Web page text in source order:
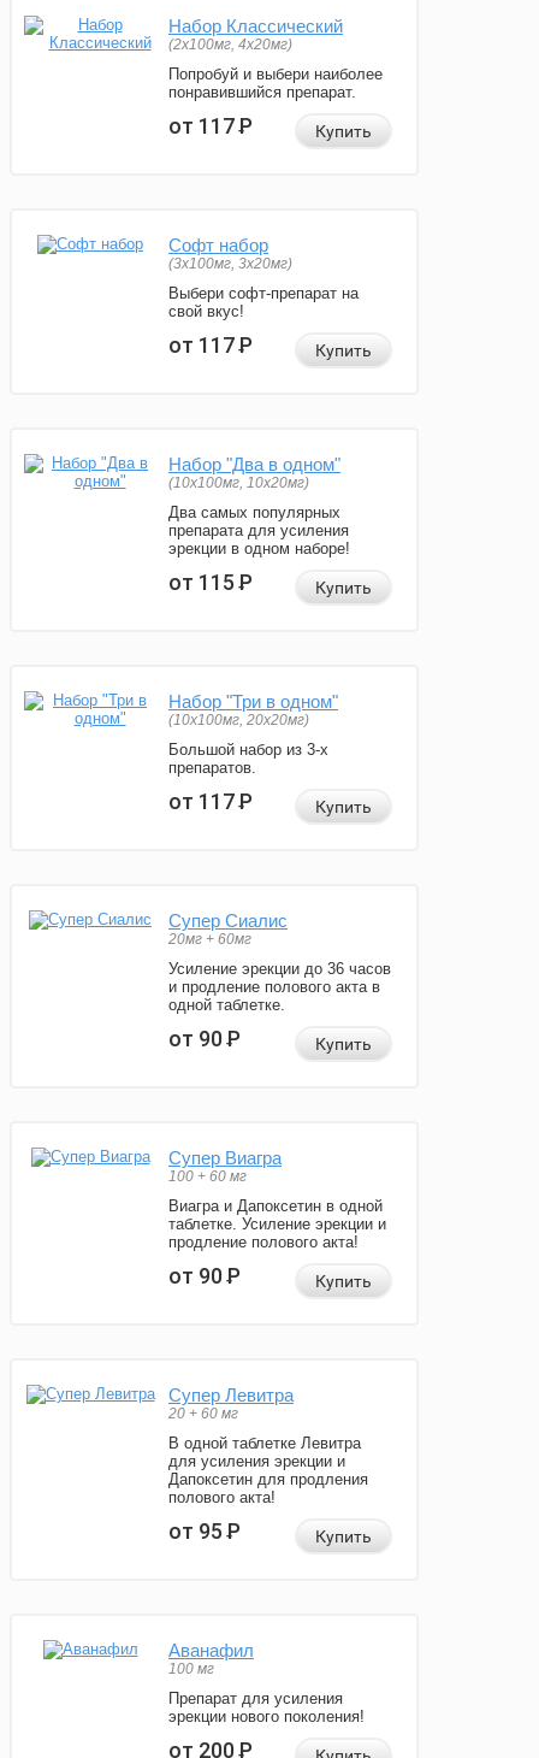
Набор Классический
(2x100мг, 4x20мг)
Попробуй и выбери наиболее
понравившийся препарат.
от 117Р Купить
Софт набор
(3x100мг, 3x20мг)
Выбери софт-препарат на
свой вкус!
от 117Р Купить
Набор "Два в одном"
(10x100мг, 10x20мг)
Два самых популярных
препарата для усиления
эрекции в одном наборе!
от 115Р Купить
Набор "Три в одном"
(10x100мг, 20x20мг)
Большой набор из 3-х
препаратов.
от 117Р Купить
Супер Сиалис
20мг + 60мг
Усиление эрекции до 36 часов
и продление полового акта в
одной таблетке.
от 90Р Купить
Супер Виагра
100 + 60 мг
Виагра и Дапоксетин в одной
таблетке. Усиление эрекции и
продление полового акта!
от 90Р Купить
Супер Левитра
20 + 60 мг
В одной таблетке Левитра
для усиления эрекции и
Дапоксетин для продления
полового акта!
от 95Р Купить
Аванафил
100 мг
Препарат для усиления
эрекции нового поколения!
от 200Р